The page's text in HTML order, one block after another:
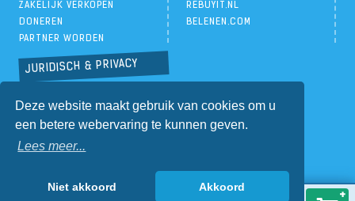
Deze website maakt gebruik van cookies om u
een betere webervaring te kunnen geven.
Lees meer...
Niet akkoord Akkoord
ZAKELIJK VERKOPEN
DONEREN
PARTNER WORDEN
REBUYIT.NL
BELENEN.COM
JURIDISCH & PRIVACY
ALGEMENE VOORWAARDEN